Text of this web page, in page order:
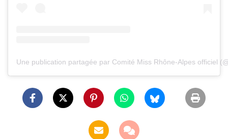
Une publication partagée par Comité Miss Rhône-Alpes officiel